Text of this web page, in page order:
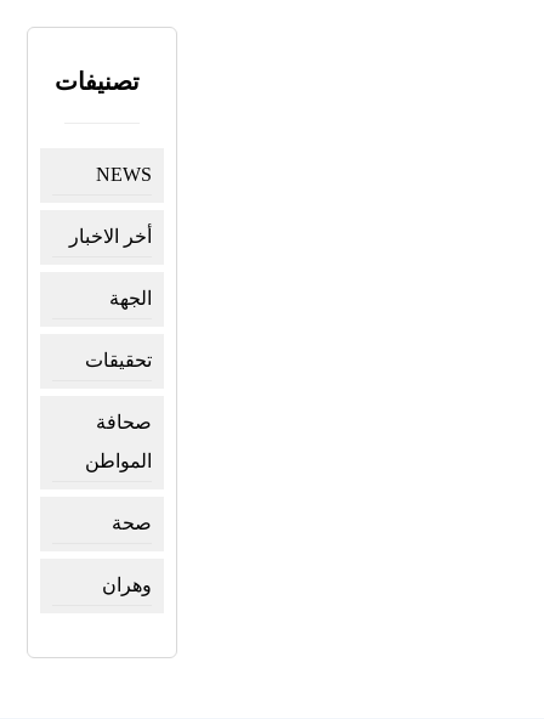
تصنيفات
NEWS
أخر الاخبار
الجهة
تحقيقات
صحافة
المواطن
صحة
وهران